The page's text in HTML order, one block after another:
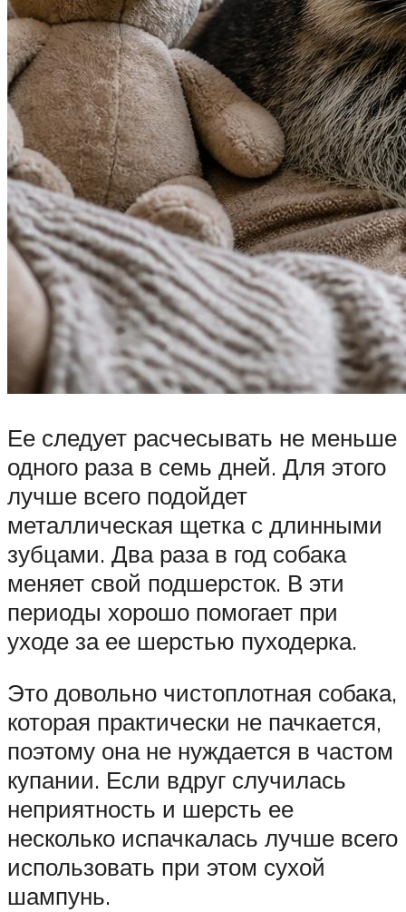
Ее следует расчесывать не меньше
одного раза в семь дней. Для этого
лучше всего подойдет
металлическая щетка с длинными
зубцами. Два раза в год собака
меняет свой подшерсток. В эти
периоды хорошо помогает при
уходе за ее шерстью пуходерка.
Это довольно чистоплотная собака,
которая практически не пачкается,
поэтому она не нуждается в частом
купании. Если вдруг случилась
неприятность и шерсть ее
несколько испачкалась лучше всего
использовать при этом сухой
шампунь.